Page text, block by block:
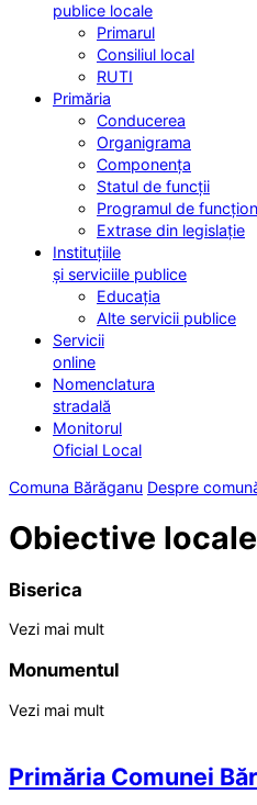
publice locale
Primarul
Consiliul local
RUTI
Primăria
Conducerea
Organigrama
Componența
Statul de funcții
Programul de
Extrase din legislație
Instituțiile
și serviciile publice
Educația
Alte servicii publice
Servicii
online
Nomenclatura
stradală
Monitorul
Oficial Local
Comuna Bărăganu Despre
Obiective locale
Biserica
Vezi mai mult
Monumentul
Vezi mai mult
Primăria Comunei